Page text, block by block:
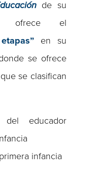
de su
ofrece el
en su
se ofrece
se clasifican
del educador
infancia